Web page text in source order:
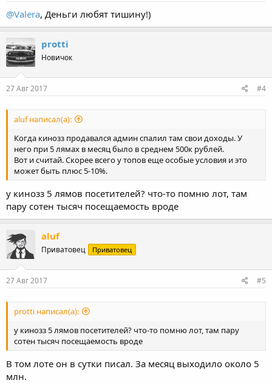
@Valera, Деньги любят тишину!)
protti
Новичок
27 Авг 2017 #4
aluf написал(а):
Когда кинозз продавался админ спалил там свои доходы. У
него при 5 лямах в месяц было в среднем 500к рублей.
Вот и считай. Скорее всего у топов еще особые условия и это
может быть плюс 5-10%.
у кинозз 5 лямов посетителей? что-то помню лот, там
пару сотен тысяч посещаемость вроде
aluf
Приватовец Приватовец
27 Авг 2017 #5
protti написал(а):
у кинозз 5 лямов посетителей? что-то помню лот, там пару
сотен тысяч посещаемость вроде
В том лоте он в сутки писал. За месяц выходило около 5
млн.